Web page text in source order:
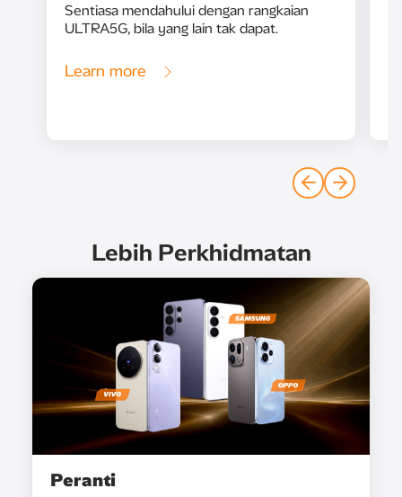
Sentiasa mendahului dengan rangkaian
ULTRA5G, bila yang lain tak dapat.
Learn more
Lebih Perkhidmatan
Peranti